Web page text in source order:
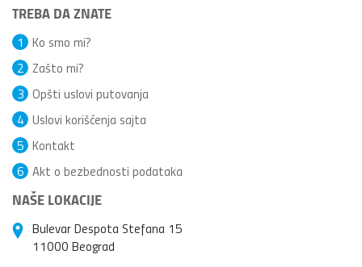
TREBA DA ZNATE
Ko smo mi?
1
Zašto mi?
2
Opšti uslovi putovanja
3
Uslovi korišćenja sajta
4
Kontakt
5
Akt o bezbednosti podataka
6
NAŠE LOKACIJE
Bulevar Despota Stefana 15
11000 Beograd